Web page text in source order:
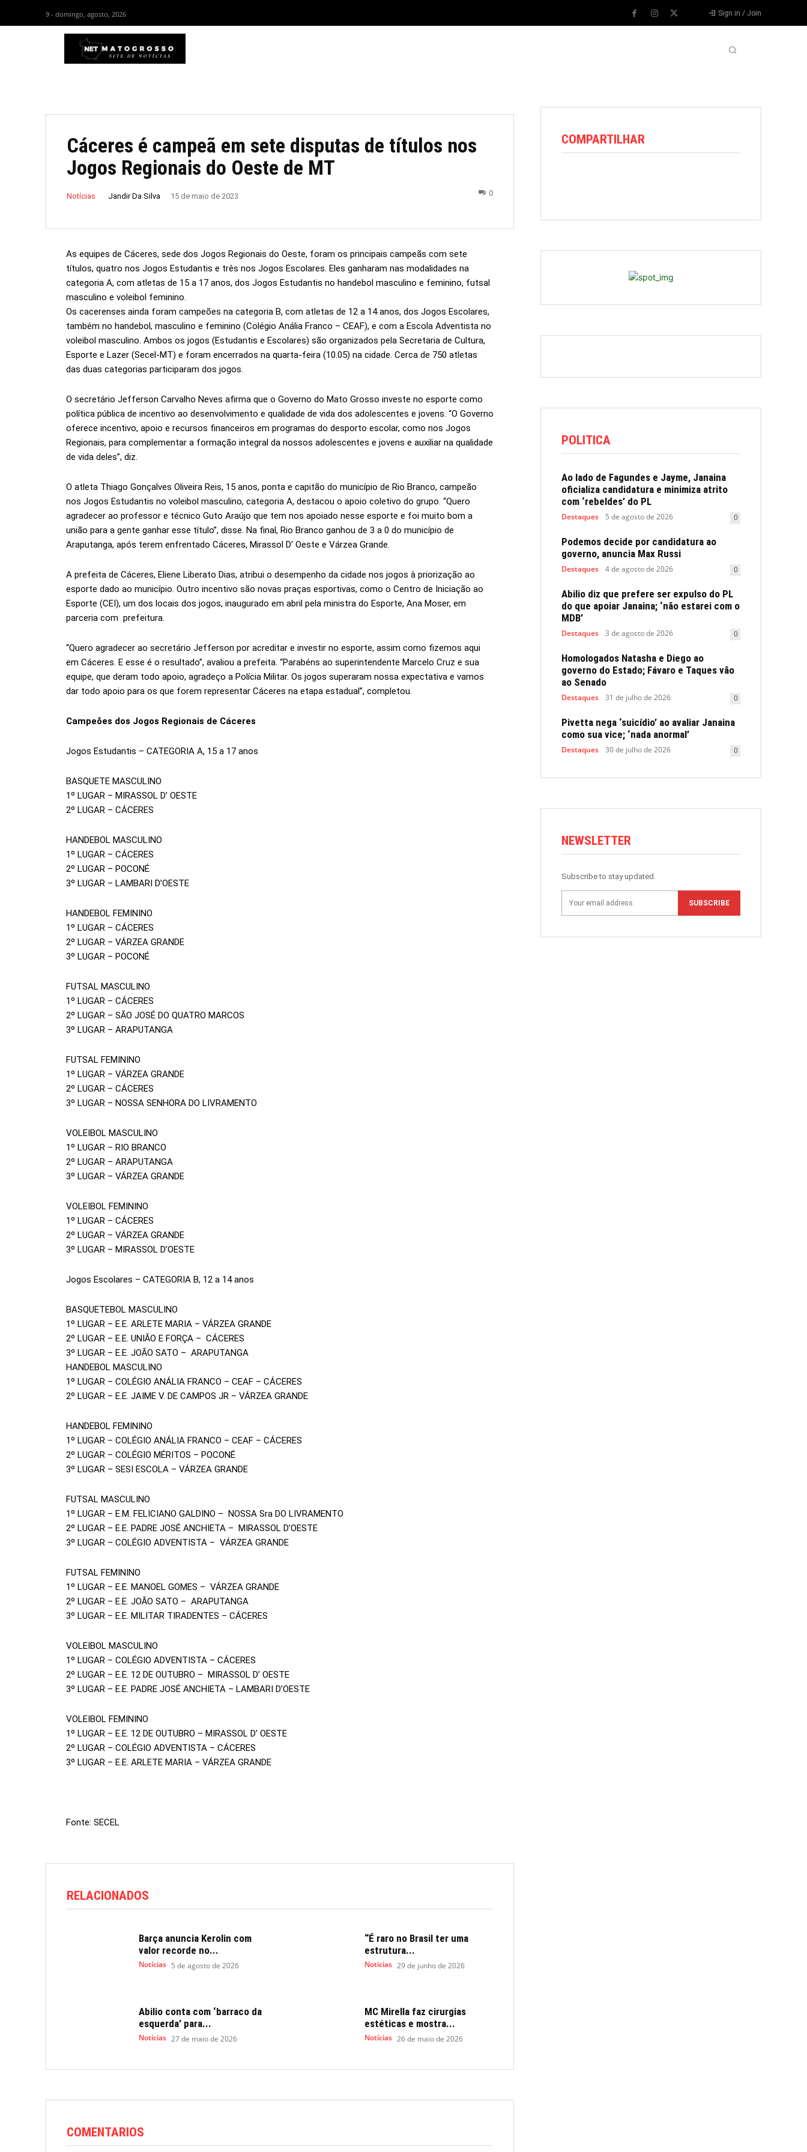
9 - domingo, agosto, 2026 Sign in / Join
Cáceres é campeã em sete disputas de títulos nos
Jogos Regionais do Oeste de MT
Notícias Jandir Da Silva 15 de maio de 2023 0
As equipes de Cáceres, sede dos Jogos Regionais do Oeste, foram os principais campeãs com sete
títulos, quatro nos Jogos Estudantis e três nos Jogos Escolares. Eles ganharam nas modalidades na
categoria A, com atletas de 15 a 17 anos, dos Jogos Estudantis no handebol masculino e feminino, futsal
masculino e voleibol feminino.
Os cacerenses ainda foram campeões na categoria B, com atletas de 12 a 14 anos, dos Jogos Escolares,
também no handebol, masculino e feminino (Colégio Anália Franco – CEAF), e com a Escola Adventista no
voleibol masculino. Ambos os jogos (Estudantis e Escolares) são organizados pela Secretaria de Cultura,
Esporte e Lazer (Secel-MT) e foram encerrados na quarta-feira (10.05) na cidade. Cerca de 750 atletas
das duas categorias participaram dos jogos.
O secretário Jefferson Carvalho Neves afirma que o Governo do Mato Grosso investe no esporte como
política pública de incentivo ao desenvolvimento e qualidade de vida dos adolescentes e jovens. “O Governo
oferece incentivo, apoio e recursos financeiros em programas do desporto escolar, como nos Jogos
Regionais, para complementar a formação integral da nossos adolescentes e jovens e auxiliar na qualidade
de vida deles”, diz.
O atleta Thiago Gonçalves Oliveira Reis, 15 anos, ponta e capitão do município de Rio Branco, campeão
nos Jogos Estudantis no voleibol masculino, categoria A, destacou o apoio coletivo do grupo. “Quero
agradecer ao professor e técnico Guto Araújo que tem nos apoiado nesse esporte e foi muito bom a
união para a gente ganhar esse título”, disse. Na final, Rio Branco ganhou de 3 a 0 do município de
Araputanga, após terem enfrentado Cáceres, Mirassol D’ Oeste e Várzea Grande.
A prefeita de Cáceres, Eliene Liberato Dias, atribui o desempenho da cidade nos jogos à priorização ao
esporte dado ao município. Outro incentivo são novas praças esportivas, como o Centro de Iniciação ao
Esporte (CEI), um dos locais dos jogos, inaugurado em abril pela ministra do Esporte, Ana Moser, em
parceria com prefeitura.
“Quero agradecer ao secretário Jefferson por acreditar e investir no esporte, assim como fizemos aqui
em Cáceres. E esse é o resultado”, avaliou a prefeita. “Parabéns ao superintendente Marcelo Cruz e sua
equipe, que deram todo apoio, agradeço a Polícia Militar. Os jogos superaram nossa expectativa e vamos
dar todo apoio para os que forem representar Cáceres na etapa estadual”, completou.
Campeões dos Jogos Regionais de Cáceres
Jogos Estudantis – CATEGORIA A, 15 a 17 anos
BASQUETE MASCULINO
1º LUGAR – MIRASSOL D’ OESTE
2º LUGAR – CÁCERES
HANDEBOL MASCULINO
1º LUGAR – CÁCERES
2º LUGAR – POCONÉ
3º LUGAR – LAMBARI D’OESTE
HANDEBOL FEMININO
1º LUGAR – CÁCERES
2º LUGAR – VÁRZEA GRANDE
3º LUGAR – POCONÉ
FUTSAL MASCULINO
1º LUGAR – CÁCERES
2º LUGAR – SÃO JOSÉ DO QUATRO MARCOS
3º LUGAR – ARAPUTANGA
FUTSAL FEMININO
1º LUGAR – VÁRZEA GRANDE
2º LUGAR – CÁCERES
3º LUGAR – NOSSA SENHORA DO LIVRAMENTO
VOLEIBOL MASCULINO
1º LUGAR – RIO BRANCO
2º LUGAR – ARAPUTANGA
3º LUGAR – VÁRZEA GRANDE
VOLEIBOL FEMININO
1º LUGAR – CÁCERES
2º LUGAR – VÁRZEA GRANDE
3º LUGAR – MIRASSOL D’OESTE
Jogos Escolares – CATEGORIA B, 12 a 14 anos
BASQUETEBOL MASCULINO
1º LUGAR – E.E. ARLETE MARIA – VÁRZEA GRANDE
2º LUGAR – E.E. UNIÃO E FORÇA – CÁCERES
3º LUGAR – E.E. JOÃO SATO – ARAPUTANGA
HANDEBOL MASCULINO
1º LUGAR – COLÉGIO ANÁLIA FRANCO – CEAF – CÁCERES
2º LUGAR – E.E. JAIME V. DE CAMPOS JR – VÁRZEA GRANDE
HANDEBOL FEMININO
1º LUGAR – COLÉGIO ANÁLIA FRANCO – CEAF – CÁCERES
2º LUGAR – COLÉGIO MÉRITOS – POCONÉ
3º LUGAR – SESI ESCOLA – VÁRZEA GRANDE
FUTSAL MASCULINO
1º LUGAR – E.M. FELICIANO GALDINO – NOSSA Sra DO LIVRAMENTO
2º LUGAR – E.E. PADRE JOSÉ ANCHIETA – MIRASSOL D’OESTE
3º LUGAR – COLÉGIO ADVENTISTA – VÁRZEA GRANDE
FUTSAL FEMININO
1º LUGAR – E.E. MANOEL GOMES – VÁRZEA GRANDE
2º LUGAR – E.E. JOÃO SATO – ARAPUTANGA
3º LUGAR – E.E. MILITAR TIRADENTES – CÁCERES
VOLEIBOL MASCULINO
1º LUGAR – COLÉGIO ADVENTISTA – CÁCERES
2º LUGAR – E.E. 12 DE OUTUBRO – MIRASSOL D’ OESTE
3º LUGAR – E.E. PADRE JOSÉ ANCHIETA – LAMBARI D’OESTE
VOLEIBOL FEMININO
1º LUGAR – E.E. 12 DE OUTUBRO – MIRASSOL D’ OESTE
2º LUGAR – COLÉGIO ADVENTISTA – CÁCERES
3º LUGAR – E.E. ARLETE MARIA – VÁRZEA GRANDE
Fonte: SECEL
RELACIONADOS
Barça anuncia Kerolin com
valor recorde no...
Notícias 5 de agosto de 2026
“É raro no Brasil ter uma
estrutura...
Notícias 29 de junho de 2026
Abilio conta com ‘barraco da
esquerda’ para...
Notícias 27 de maio de 2026
MC Mirella faz cirurgias
estéticas e mostra...
Notícias 26 de maio de 2026
COMENTARIOS
COMPARTILHAR
POLITICA
Ao lado de Fagundes e Jayme, Janaina
oficializa candidatura e minimiza atrito
com ‘rebeldes’ do PL
Destaques 5 de agosto de 2026 0
Podemos decide por candidatura ao
governo, anuncia Max Russi
Destaques 4 de agosto de 2026 0
Abilio diz que prefere ser expulso do PL
do que apoiar Janaina; ‘não estarei com o
MDB’
Destaques 3 de agosto de 2026 0
Homologados Natasha e Diego ao
governo do Estado; Fávaro e Taques vão
ao Senado
Destaques 31 de julho de 2026 0
Pivetta nega ‘suicídio’ ao avaliar Janaina
como sua vice; ‘nada anormal’
Destaques 30 de julho de 2026 0
NEWSLETTER
Subscribe to stay updated.
SUBSCRIBE